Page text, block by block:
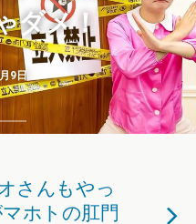
9日
ダメ！
さんもやっ
ホトの肛門